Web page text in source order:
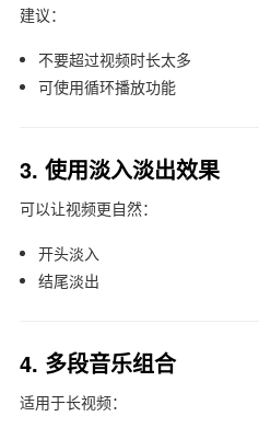
建议：
不要超过视频时长太多
可使用循环播放功能
3. 使用淡入淡出效果
可以让视频更自然：
开头淡入
结尾淡出
4. 多段音乐组合
适用于长视频：